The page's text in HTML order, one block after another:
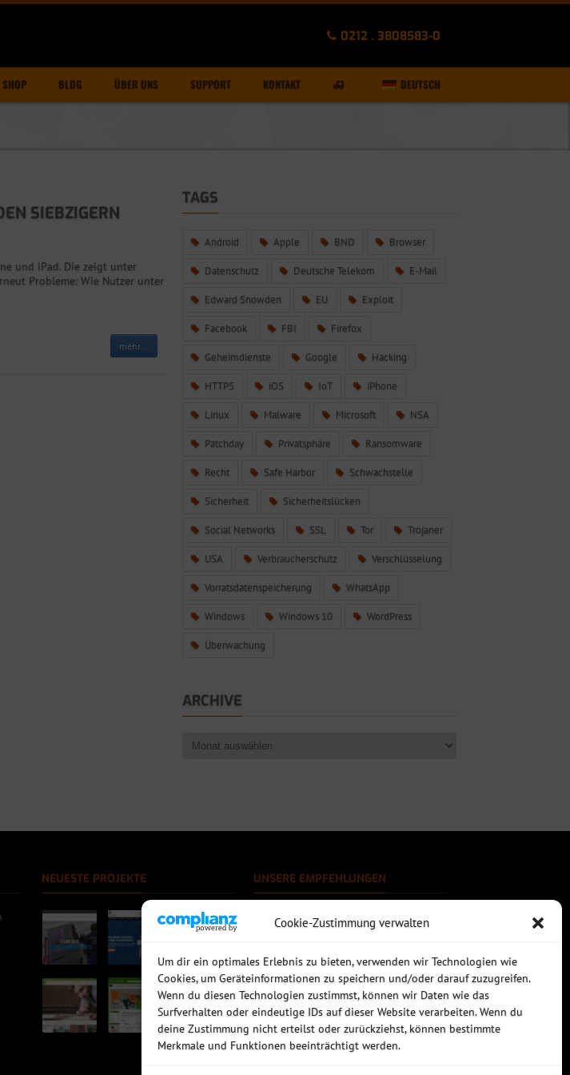
Cookie-Zustimmung verwalten
Um dir ein optimales Erlebnis zu bieten, verwenden wir Technologien wie
Cookies, um Geräteinformationen zu speichern und/oder darauf zuzugreifen.
Wenn du diesen Technologien zustimmst, können wir Daten wie das
Surfverhalten oder eindeutige IDs auf dieser Website verarbeiten. Wenn du
deine Zustimmung nicht erteilst oder zurückziehst, können bestimmte
Merkmale und Funktionen beeinträchtigt werden.
0212 . 3808583-0
SHOP BLOG ÜBER UNS SUPPORT KONTAKT DEUTSCH
SIEBZIGERN
und iPad. Die zeigt unter
Probleme: Wie Nutzer unter
mehr...
TAGS
Android Apple BND Browser
Datenschutz Deutsche Telekom E-Mail
Edward Snowden EU Exploit
Facebook FBI Firefox
Geheimdienste Google Hacking
HTTPS iOS IoT iPhone
Linux Malware Microsoft NSA
Patchday Privatsphäre Ransomware
Recht Safe Harbor Schwachstelle
Sicherheit Sicherheitslücken
Social Networks SSL Tor Trojaner
USA Verbraucherschutz Verschlüsselung
Vorratsdatenspeicherung WhatsApp
Windows Windows 10 WordPress
Überwachung
ARCHIVE
NEUESTE PROJEKTE UNSERE EMPFEHLUNGEN
Rechtssichere Email-Archivierung
MDaemon Mail- & Groupwareserver
Sophos UTM - Mehr als eine Firewall